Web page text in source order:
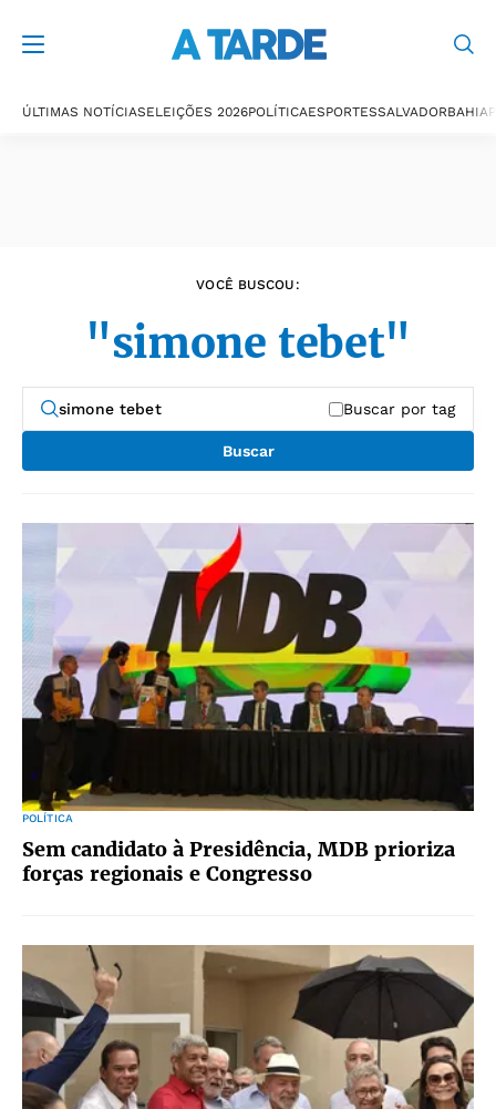
ÚLTIMAS NOTÍCIASELEIÇÕES 2026POLÍTICAESPORTESSALVADORBAHIA
VOCÊ BUSCOU:
"simone tebet"
Buscar por tag
Buscar
POLÍTICA
Sem candidato à Presidência, MDB prioriza
forças regionais e Congresso